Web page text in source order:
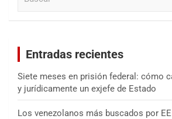
Entradas recientes
Siete meses en prisión federal: cómo
y jurídicamente un exjefe de Estado
Los venezolanos más buscados por